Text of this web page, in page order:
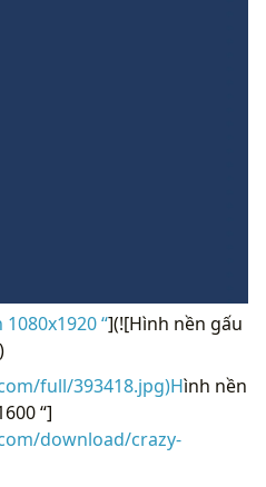
“](![Hình nền gấu
full/393418.jpg)Hình nền
“]
download/crazy-